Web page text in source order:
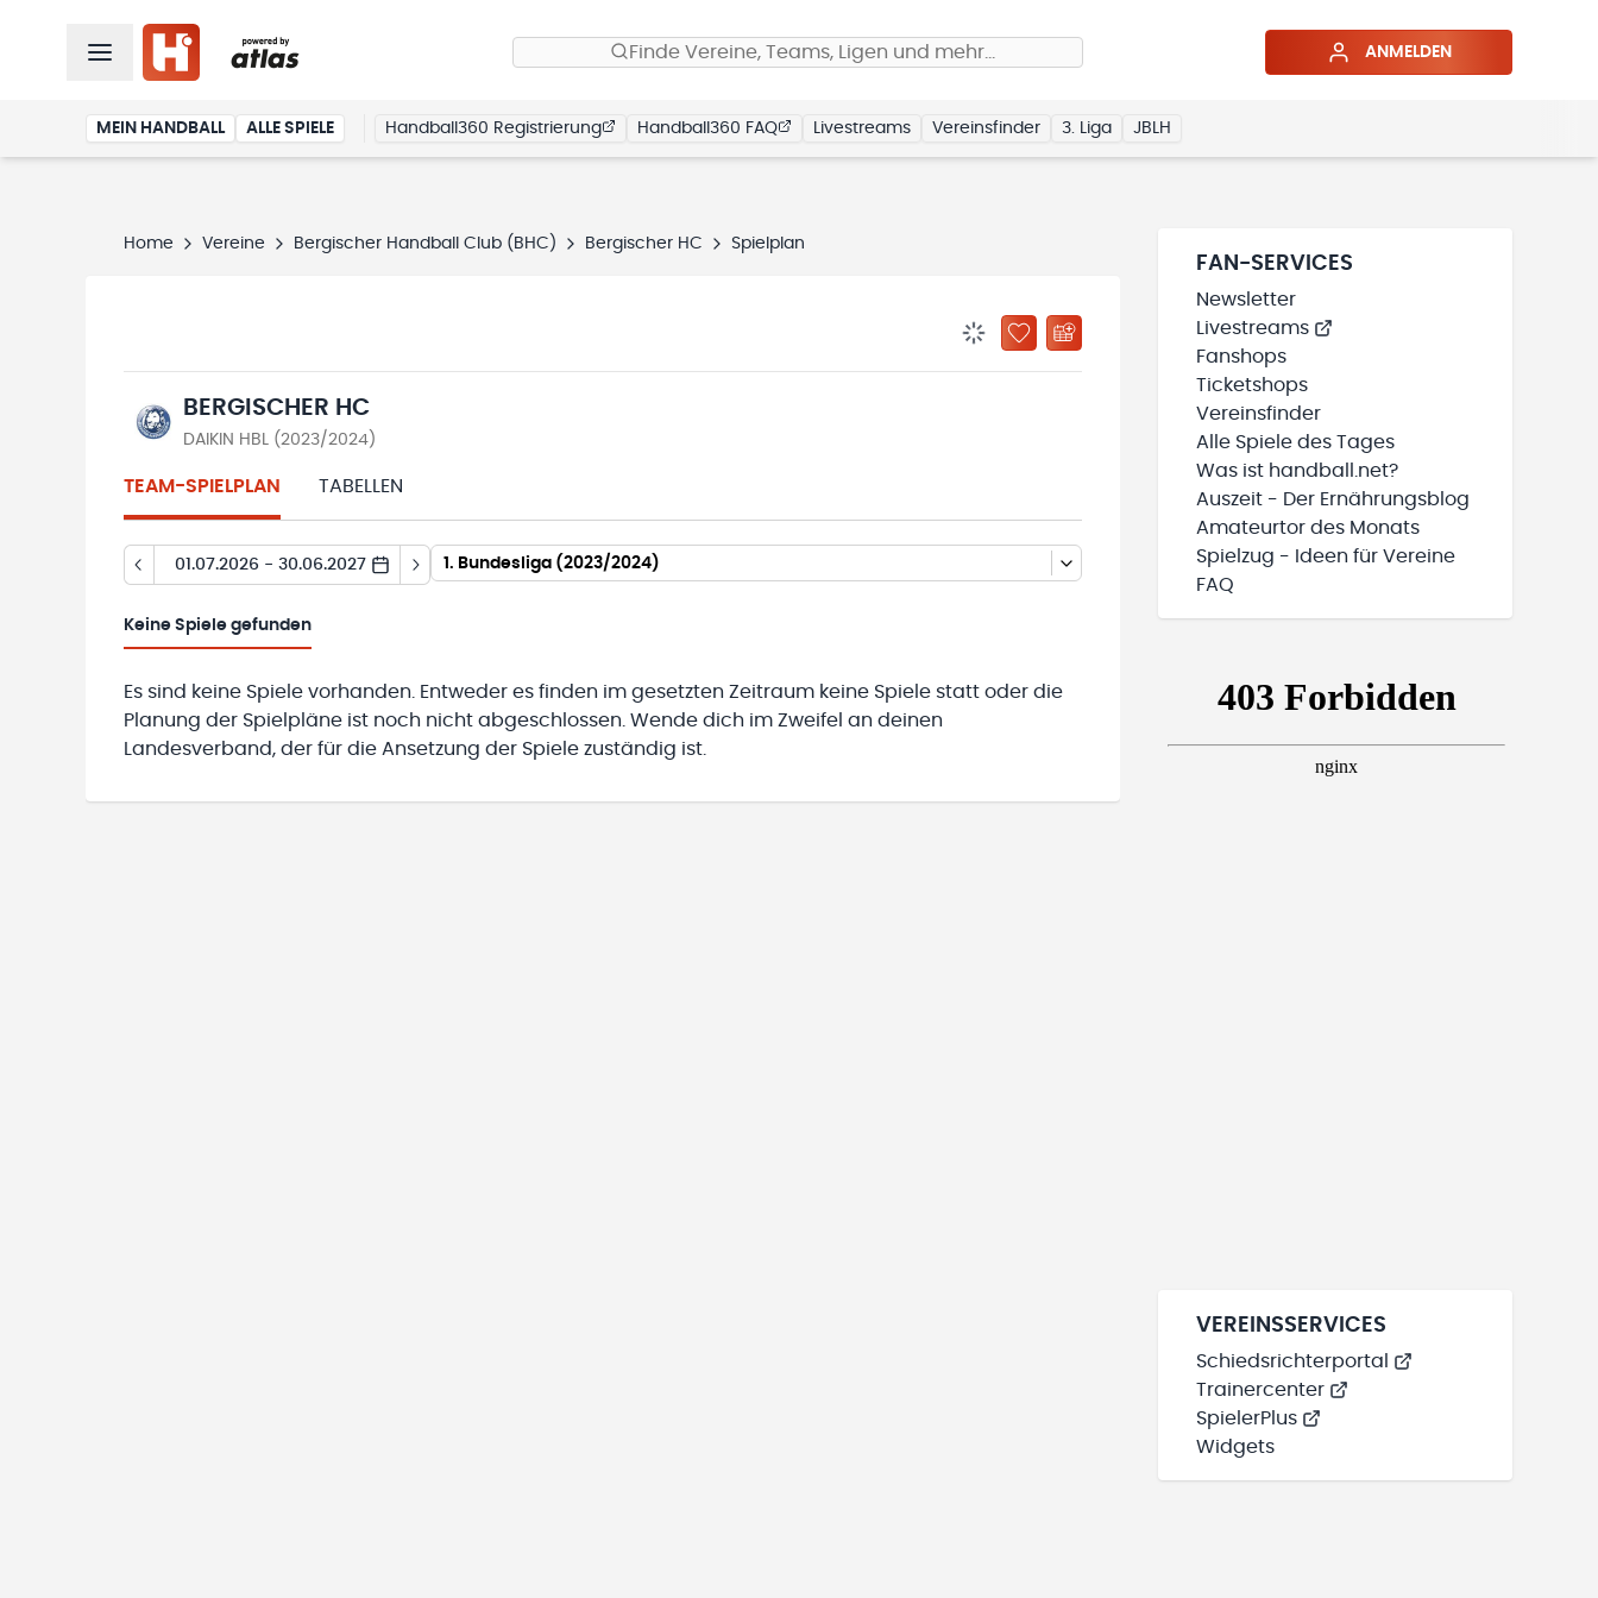
Finde Vereine, Teams, Ligen und mehr… ANMELDEN
MEIN HANDBALL ALLE SPIELE Handball360 Registrierung Handball360 FAQ Livestreams Vereinsfinder 3. Liga JBLH
Home Vereine Bergischer Handball Club (BHC) Bergischer HC Spielplan
BENACHRICHTIGUNGSSTATUS WIRD GELADEN
ZU „MEINE TEAMS“ HINZUFÜGEN
BERGISCHER HC
DAIKIN HBL (2023/2024)
TEAM-SPIELPLAN TABELLEN
01.07.2026 - 30.06.2027 1. Bundesliga (2023/2024)
Keine Spiele gefunden
Es sind keine Spiele vorhanden. Entweder es finden im gesetzten Zeitraum keine Spiele statt oder die
Planung der Spielpläne ist noch nicht abgeschlossen. Wende dich im Zweifel an deinen
Landesverband, der für die Ansetzung der Spiele zuständig ist.
FAN-SERVICES
Newsletter
Livestreams
Fanshops
Ticketshops
Vereinsfinder
Alle Spiele des Tages
Was ist handball.net?
Auszeit - Der Ernährungsblog
Amateurtor des Monats
Spielzug - Ideen für Vereine
FAQ
VEREINSSERVICES
Schiedsrichterportal
Trainercenter
SpielerPlus
Widgets